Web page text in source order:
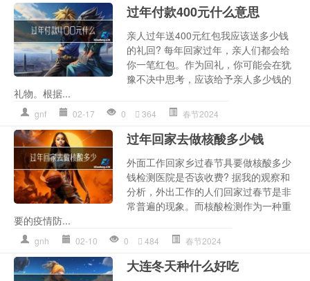
过年付款400元什么意思
亲人过年送400元红包我应该送多少钱
的礼回? 每年回家过年，亲人们都会给
你一笔红包。作为回礼，你可能会在犹
豫不决中思考，应该给予亲人多少钱的
礼物。根据...
gnf 02-17 0 364 春节2024
过年回家去做核酸多少钱
外面工作回家乡过春节具要做核酸多少
钱检测医院是否该收费? 据我的观察和
分析，外出工作的人们回家过春节是非
常普遍的现象。而核酸检测作为一种重
要的疫情防...
gnh 02-10 0 484 春节2024
大连冬天种什么好吃